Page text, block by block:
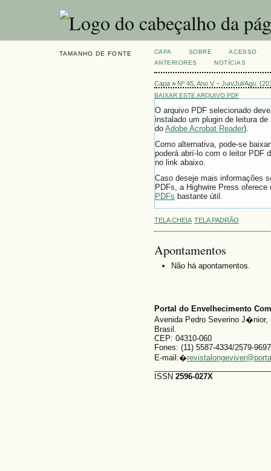
TAMANHO DE FONTE CAPA SOBRE
ACESSO
ANTERIORES
NOTÍCIAS
Capa> Nº 45, Ano V – Jun/Jul/Ago.
BAIXAR ESTE ARQUIVO PDF
O arquivo PDF selecionado
instalado um plugin de leitura
do Adobe Acrobat Reader).
Como alternativa, pode-se
poderá abrí-lo com o leitor PDF
no link abaixo.
Caso deseje mais informações
PDFs, a Highwire Press
PDFs bastante útil.
TELA CHEIA TELA PADRÃO
Apontamentos
Não há apontamentos.
Portal do Envelhecimento
Avenida Pedro Severino
Brasil.
CEP: 04310-060
Fones: (11) 5587-4334/2579-9697
E-mail:�
ISSN 2596-027X